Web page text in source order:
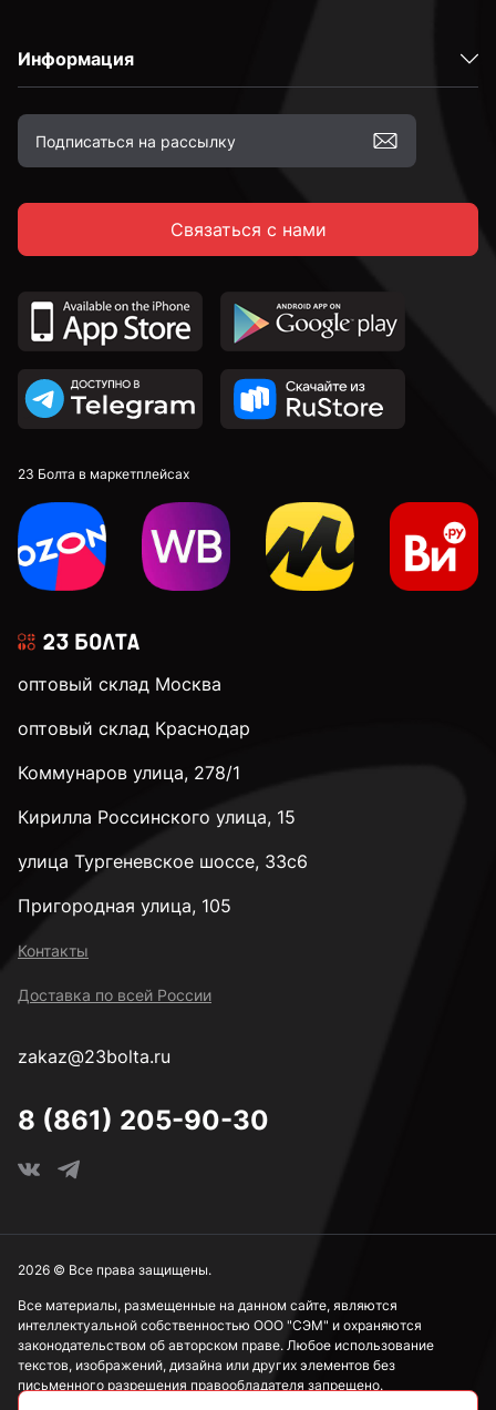
Информация
Связаться с нами
23 Болта в маркетплейсах
оптовый склад Москва
оптовый склад Краснодар
Коммунаров улица, 278/1
Кирилла Россинского улица, 15
улица Тургеневское шоссе, 33с6
Пригородная улица, 105
Контакты
Доставка по всей России
zakaz@23bolta.ru
8 (861) 205-90-30
Все материалы, размещенные на данном сайте, являются
интеллектуальной собственностью ООО "СЭМ" и охраняются
законодательством об авторском праве. Любое использование
текстов, изображений, дизайна или других элементов без
письменного разрешения правообладателя запрещено.
2026 © Все права защищены.